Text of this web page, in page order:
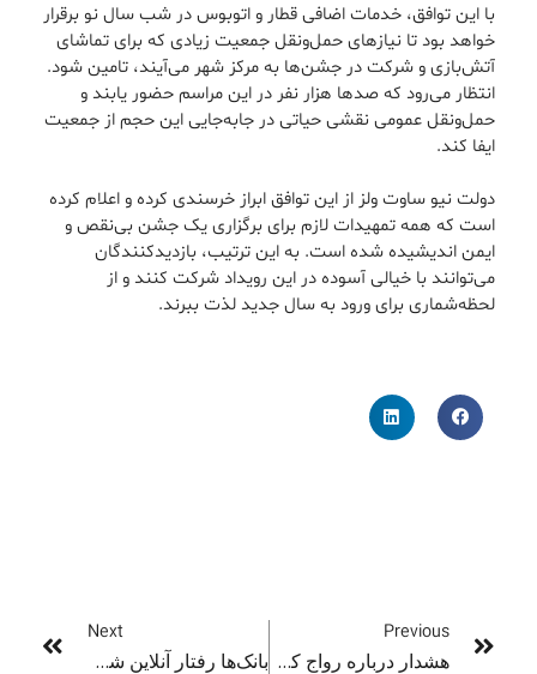
با این توافق، خدمات اضافی قطار و اتوبوس در شب سال نو برقرار
خواهد بود تا نیازهای حمل‌ونقل جمعیت زیادی که برای تماشای
آتش‌بازی و شرکت در جشن‌ها به مرکز شهر می‌آیند، تامین شود.
انتظار می‌رود که صدها هزار نفر در این مراسم حضور یابند و
حمل‌ونقل عمومی نقشی حیاتی در جابه‌جایی این حجم از جمعیت
ایفا کند.
دولت نیو ساوت ولز از این توافق ابراز خرسندی کرده و اعلام کرده
است که همه تمهیدات لازم برای برگزاری یک جشن بی‌نقص و
ایمن اندیشیده شده است. به این ترتیب، بازدیدکنندگان
می‌توانند با خیالی آسوده در این رویداد شرکت کنند و از
لحظه‌شماری برای ورود به سال جدید لذت ببرند.
Previous
هشدار درباره رواج کلاهبرداری‌های شغلی آنلاین در استرالیا
Next
بانک‌ها رفتار آنلاین شما را ردیابی می‌کنند: ابزاری برای جلوگیری از کلاهبرداری